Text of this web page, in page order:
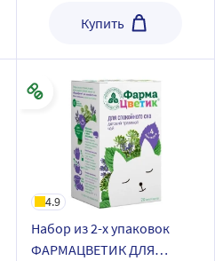
Купить
4.9
Набор из 2-х упаковок
ФАРМАЦВЕТИК ДЛЯ